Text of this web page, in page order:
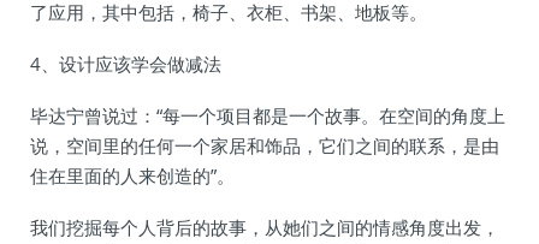
了应用，其中包括，椅子、衣柜、书架、地板等。
4、设计应该学会做减法
毕达宁曾说过：“每一个项目都是一个故事。在空间的角度上
说，空间里的任何一个家居和饰品，它们之间的联系，是由
住在里面的人来创造的”。
我们挖掘每个人背后的故事，从她们之间的情感角度出发，